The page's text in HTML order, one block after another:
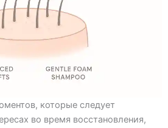
которые следует
во время восстановления,